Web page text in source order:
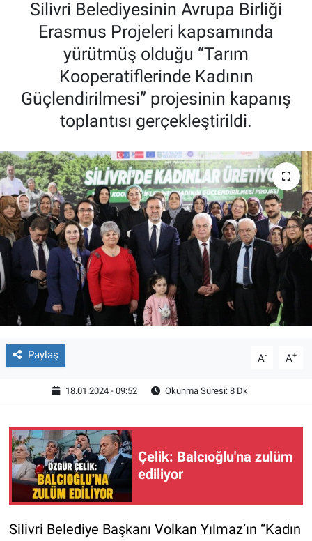
Silivri Belediyesinin Avrupa Birliği
Erasmus Projeleri kapsamında
yürütmüş olduğu “Tarım
Kooperatiflerinde Kadının
Güçlendirilmesi” projesinin kapanış
toplantısı gerçekleştirildi.
Paylaş A- A+
18.01.2024 - 09:52 Okunma Süresi: 8 Dk
Çelik: Balcıoğlu'na zulüm
ediliyor
Silivri Belediye Başkanı Volkan Yılmaz’ın “Kadın